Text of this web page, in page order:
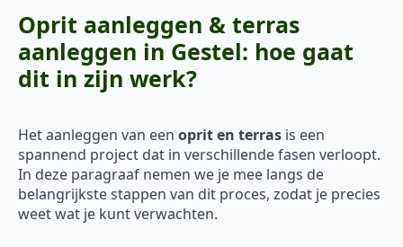
Oprit aanleggen & terras
aanleggen in Gestel: hoe gaat
dit in zijn werk?
Het aanleggen van een oprit en terras is een
spannend project dat in verschillende fasen verloopt.
In deze paragraaf nemen we je mee langs de
belangrijkste stappen van dit proces, zodat je precies
weet wat je kunt verwachten.